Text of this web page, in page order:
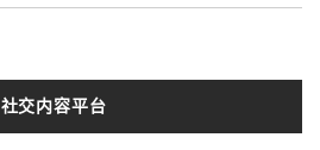
社交内容平台